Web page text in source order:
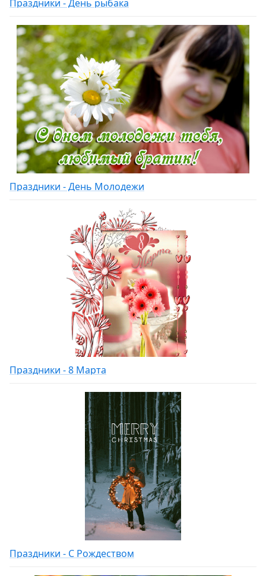
Праздники - День рыбака
Праздники - День Молодежи
Праздники - 8 Марта
Праздники - С Рождеством